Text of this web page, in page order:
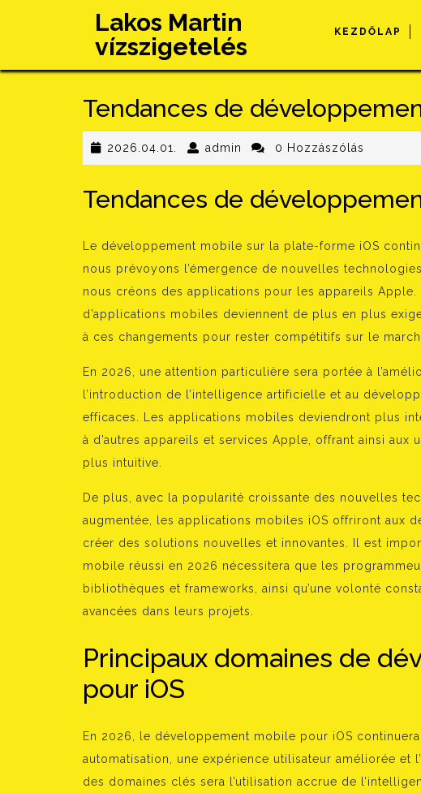
Lakos Martin
vízszigetelés
KEZDŐLAP
Tendances de
2026.04.01. 2026.04.01.
admin admin0 Hozzászólás
Tendances de
Le développement mobile sur la plate-forme iOS
nous prévoyons l’émergence de nouvelles
nous créons des applications pour les appareils Apple.
d’applications mobiles deviennent de plus en plus
à ces changements pour rester compétitifs sur le
En 2026, une attention particulière sera portée à
l’introduction de l’intelligence artificielle et au
efficaces. Les applications mobiles deviendront plus
à d’autres appareils et services Apple, offrant ainsi
plus intuitive.
De plus, avec la popularité croissante des nouvelles
augmentée, les applications mobiles iOS offriront aux
créer des solutions nouvelles et innovantes. Il est
mobile réussi en 2026 nécessitera que les
bibliothèques et frameworks, ainsi qu’une volonté
avancées dans leurs projets.
Principaux domaines de
pour iOS
En 2026, le développement mobile pour iOS
automatisation, une expérience utilisateur améliorée et
des domaines clés sera l’utilisation accrue de